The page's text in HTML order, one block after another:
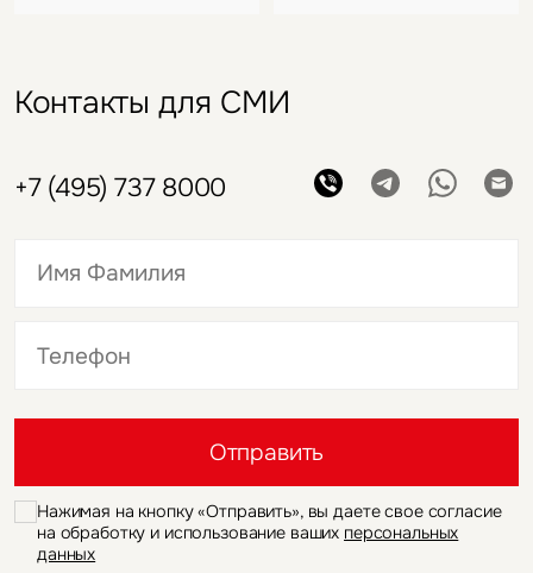
Контакты для СМИ
+7 (495) 737 8000
Отправить
Нажимая на кнопку «Отправить», вы даете свое согласие
на обработку и использование ваших персональных
данных